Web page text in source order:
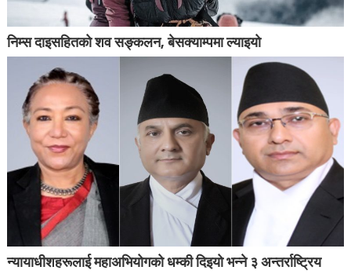
निम्स दाइसहितको शव सङ्कलन, बेसक्याम्पमा ल्याइयो
न्यायाधीशहरूलाई महाअभियोगको धम्की दिइयो भन्ने ३ अन्तर्राष्ट्रिय